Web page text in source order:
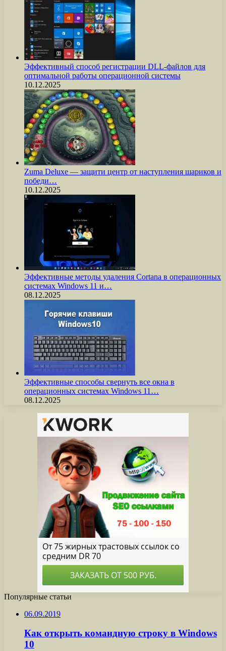
Эффективный способ регистрации DLL-файлов для
оптимальной работы операционной системы
10.12.2025
Zuma Deluxe — защити центр от наступления шариков и
победи…
10.12.2025
Эффективные методы удаления Cortana в операционных
системах Windows 11 и…
08.12.2025
Эффективные способы свернуть все окна в
операционных системах Windows 11…
08.12.2025
Популярные статьи
06.09.2019
Как открыть командную строку в Windows
10